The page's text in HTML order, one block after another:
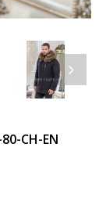
CH-EN